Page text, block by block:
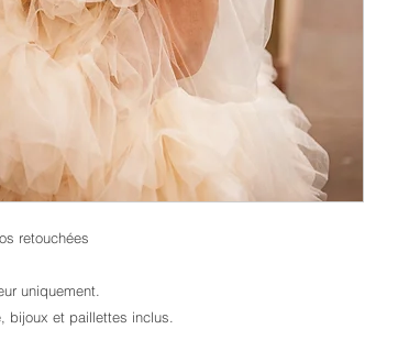
retouchées
uniquement.
bijoux et paillettes inclus.